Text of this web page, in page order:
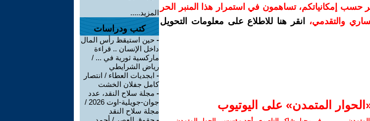
أو أكثر حسب إمكانياتكم، تساهمون في استمرار هذا المنبر الحر
والتقدمي،
انقر هنا للاطلاع على معلومات التحويل
المتمدن» على اليوتيوب
المزيد.....
كتب ودراسات
- حين استيقظ رأس المال
داخل الإنسان .. قراءة
ماركسية ثورية في ... /
رياض الشرايطي
- ابجديات العطاء / انتصار
كامل جفلان الخشت
- مجلة سلاح النقد، عدد
جوان-جويلية-اوت 2026 /
مجلة سلاح النقد